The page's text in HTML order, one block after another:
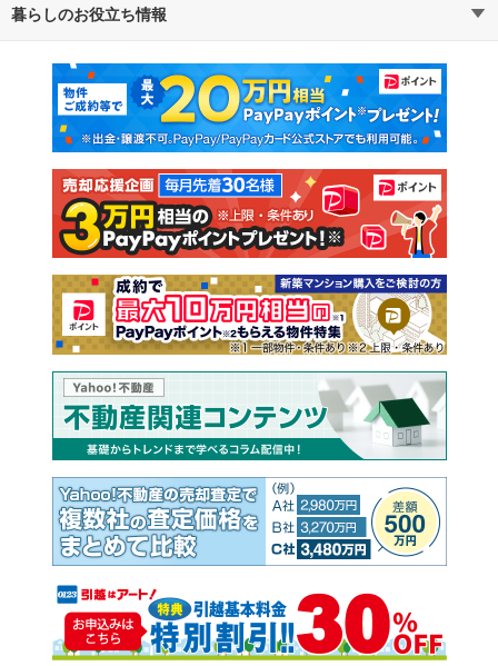
通勤・通学時間から探す
不動産・住宅
新築マンション 中古マンション
新築一戸建て 中古一戸建て
注文住宅 土地
売却査定
暮らしのお役立ち情報
マンションカタログ 教えて！住まいの先生